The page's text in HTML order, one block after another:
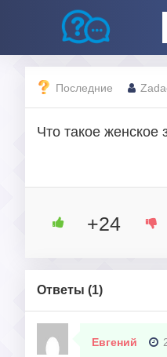
Последние
Что такое женское
+24
Ответы (1)
Евгений